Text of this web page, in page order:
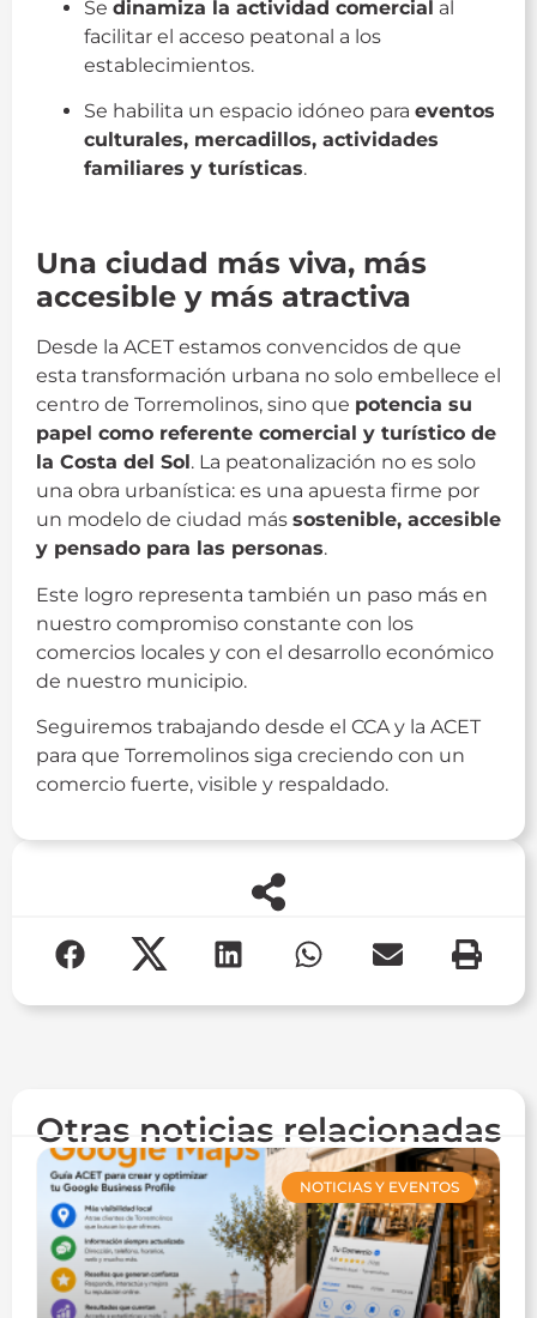
Se dinamiza la actividad comercial al
facilitar el acceso peatonal a los
establecimientos.
Se habilita un espacio idóneo para eventos
culturales, mercadillos, actividades
familiares y turísticas.
Una ciudad más viva, más
accesible y más atractiva
Desde la ACET estamos convencidos de que
esta transformación urbana no solo embellece el
centro de Torremolinos, sino que potencia su
papel como referente comercial y turístico de
la Costa del Sol. La peatonalización no es solo
una obra urbanística: es una apuesta firme por
un modelo de ciudad más sostenible, accesible
y pensado para las personas.
Este logro representa también un paso más en
nuestro compromiso constante con los
comercios locales y con el desarrollo económico
de nuestro municipio.
Seguiremos trabajando desde el CCA y la ACET
para que Torremolinos siga creciendo con un
comercio fuerte, visible y respaldado.
Otras noticias relacionadas
NOTICIAS Y EVENTOS